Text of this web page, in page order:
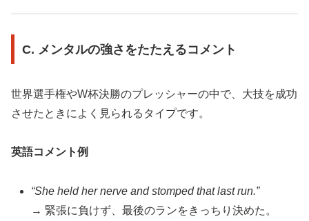
C. メンタルの強さをたたえるコメント
世界選手権やW杯決勝のプレッシャーの中で、大技を成功
させたときによく見られるタイプです。
英語コメント例
“She held her nerve and stomped that last run.”
→ 緊張に負けず、最後のランをきっちり決めた。